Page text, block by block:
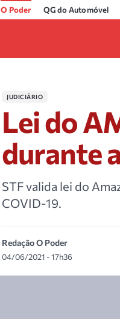
O Poder QG do Automóvel
JUDICIÁRIO
Lei do
durante
STF valida lei do
COVID-19.
Redação O Poder
04/06/2021 - 17h36